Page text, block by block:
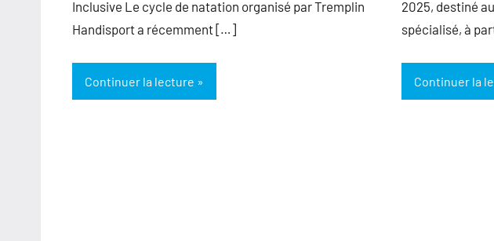
Inclusive Le cycle de natation organisé par Tremplin
Handisport a récemment […]
Continuer la lecture
2025, destiné
spécialisé, à
Continuer la